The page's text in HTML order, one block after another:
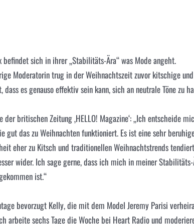
befindet sich in ihrer „Stabilitäts-Ära“ was Mode angeht.
Moderatorin trug in der Weihnachtszeit zuvor kitschige
es genauso effektiv sein kann, sich an neutrale Töne zu
der britischen Zeitung ‚HELLO! Magazine‘: „Ich entscheide
gut das zu Weihnachten funktioniert. Es ist eine sehr
eher zu Kitsch und traditionellen Weihnachtstrends
wider. Ich sage gerne, dass ich mich in meiner
ist.“
bevorzugt Kelly, die mit dem Model Jeremy Parisi
arbeite sechs Tage die Woche bei Heart Radio und